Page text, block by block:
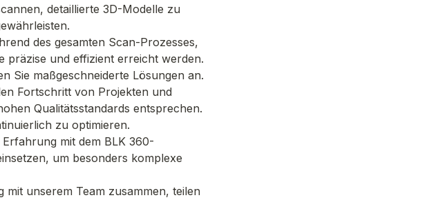
detaillierte 3D-Modelle zu
des gesamten Scan-Prozesses,
präzise und effizient erreicht werden.
Sie maßgeschneiderte Lösungen an.
Fortschritt von Projekten und
Qualitätsstandards entsprechen.
zu optimieren.
Erfahrung mit dem BLK 360-
um besonders komplexe
mit unserem Team zusammen, teilen